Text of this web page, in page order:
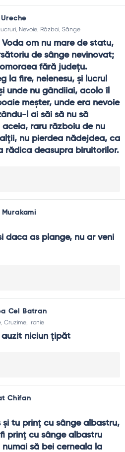
Nevoie Război Sânge
om nu mare de statu,
de sânge nevinovat;
fără județu.
la fire, nelenesu, și lucrul
unde nu gândiiai, acolo îl
meșter, unde era nevoie
l ai săi să nu să
raru războiu de nu
nu pierdea nădejdea, ca
rădica deasupra biruitorilor.
Murakami
daca as plange, nu ar veni
Cel Batran
Cruzime Ironie
niciun țipăt
Chifan
tu prinț cu sânge albastru,
prinț cu sânge albastru
să bei cerneala la